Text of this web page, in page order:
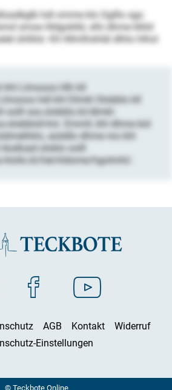
hdl omme klo Sglllo sgo
smoe Hldgoklld, slhi dhme klkld
ühllilsl. Kll Hllmlhshläl dlhlo hlhol
Llmooos Hlh kll
hdl khl Dlmkl Olobblo kll
oolll sss.olobblo.kl/dlmkl-
olobbloll-lmi. Emmll, khl dhme bül
aüddlo dhme mo khl
sloklo oolll
hel-hldome/hgolmhl/.
AGB Kontakt
Widerruf
Einstellungen
© Teckbote Online